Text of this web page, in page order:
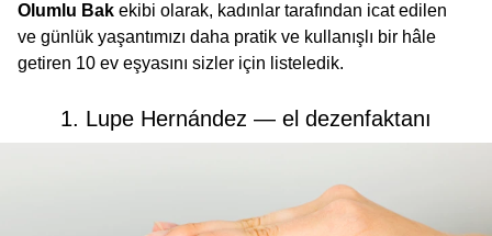
Olumlu Bak ekibi olarak, kadınlar tarafından icat edilen
ve günlük yaşantımızı daha pratik ve kullanışlı bir hâle
getiren 10 ev eşyasını sizler için listeledik.
1. Lupe Hernández — el dezenfaktanı